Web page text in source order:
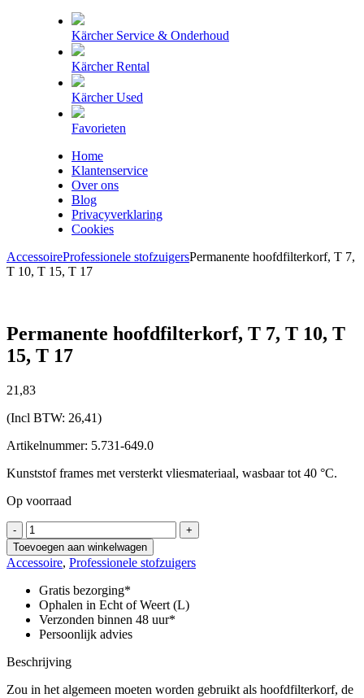
Kärcher Service & Onderhoud
Kärcher Rental
Kärcher Used
Favorieten
Home
Klantenservice
Over ons
Blog
Privacyverklaring
Cookies
AccessoireProfessionele stofzuigersPermanente hoofdfilterkorf, T 7,
T 10, T 15, T 17
Permanente hoofdfilterkorf, T 7, T 10, T
15, T 17
21,83
(Incl BTW: 26,41)
Artikelnummer: 5.731-649.0
Kunststof frames met versterkt vliesmateriaal, wasbaar tot 40 °C.
Op voorraad
-
Permanente
hoofdfilterkorf,
T
7,
T
10,
T
15,
17
+
Toevoegen aan winkelwagen
Accessoire, Professionele stofzuigers
Gratis bezorging*
Ophalen in Echt of Weert (L)
Verzonden binnen 48 uur*
Persoonlijk advies
Beschrijving
Zou in het algemeen moeten worden gebruikt als hoofdfilterkorf, de